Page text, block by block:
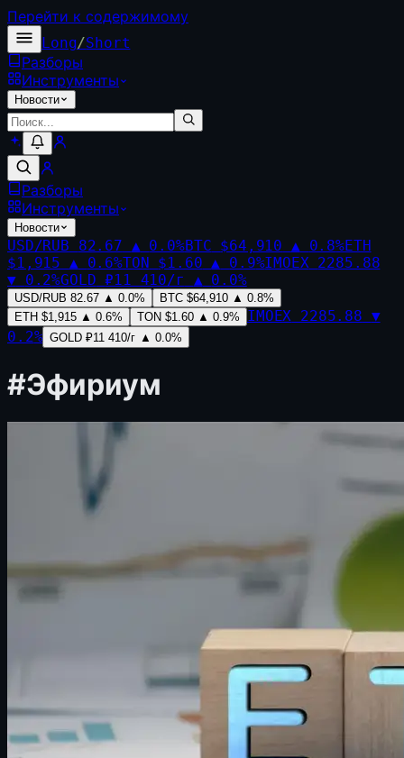
Перейти к содержимому
Long/Short
Разборы
Инструменты
Новости
Разборы
Инструменты
Новости
USD/RUB 82.67 ▲ 0.0%BTC $64,910 ▲ 0.8%ETH
$1,915 ▲ 0.6%TON $1.60 ▲ 0.9%IMOEX 2285.88
▼ 0.2%GOLD ₽11 410/г ▲ 0.0%
USD/RUB 82.67 ▲ 0.0% BTC $64,910 ▲ 0.8%
ETH $1,915 ▲ 0.6% TON $1.60 ▲ 0.9% IMOEX 2285.88 ▼
0.2% GOLD ₽11 410/г ▲ 0.0%
#Эфириум